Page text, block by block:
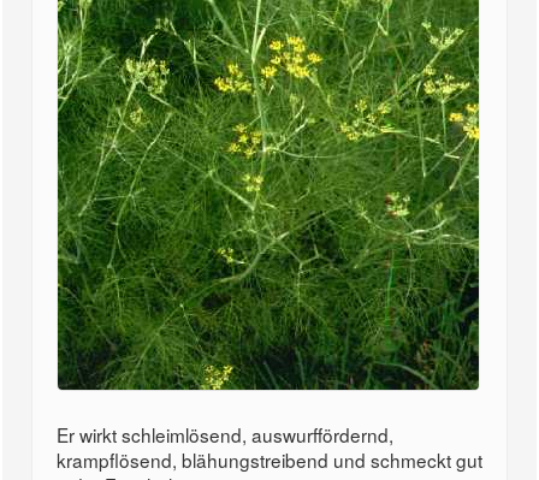
Er wirkt schleimlösend, auswurffördernd,
krampflösend, blähungstreibend und schmeckt gut